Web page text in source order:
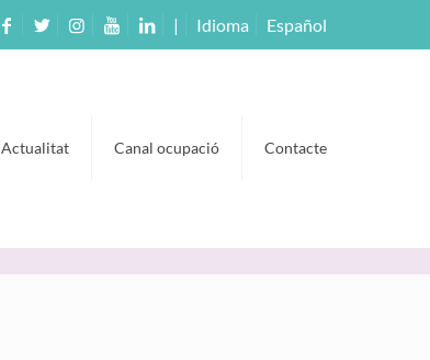
| Idioma Español
Actualitat Canal ocupació Contacte